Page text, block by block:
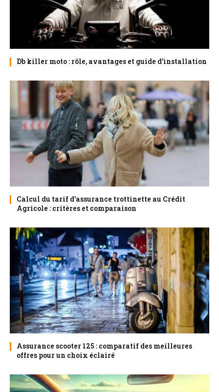
Db killer moto : rôle, avantages et guide d’installation
Calcul du tarif d’assurance trottinette au Crédit
Agricole : critères et comparaison
Assurance scooter 125 : comparatif des meilleures
offres pour un choix éclairé